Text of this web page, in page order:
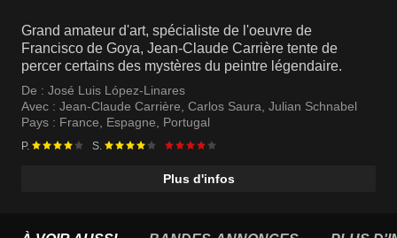
Grand amateur d'art, spécialiste de l'oeuvre de
Francisco de Goya, Jean-Claude Carrière tente de
percer certains des mystères du peintre légendaire.
De : José Luis López-Linares
Avec : Jean-Claude Carrière, Carlos Saura, Julian Schnabel
Pays : France, Espagne, Portugal
P. S.
Plus d'infos